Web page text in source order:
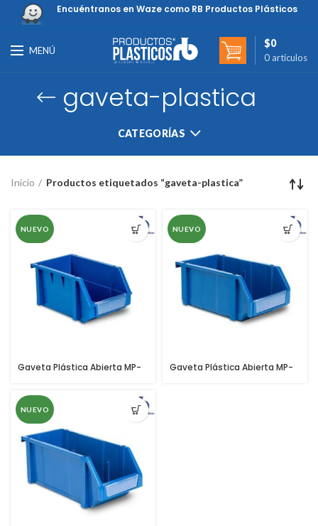
Encuéntranos en Waze como RB Productos Plásticos
MENÚ
0 artículos
$0
gaveta-plastica
CATEGORÍAS
Inicio Productos etiquetados “gaveta-plastica”
NUEVO
Gaveta Plástica Abierta MP-
NUEVO
Gaveta Plástica Abierta MP-
NUEVO